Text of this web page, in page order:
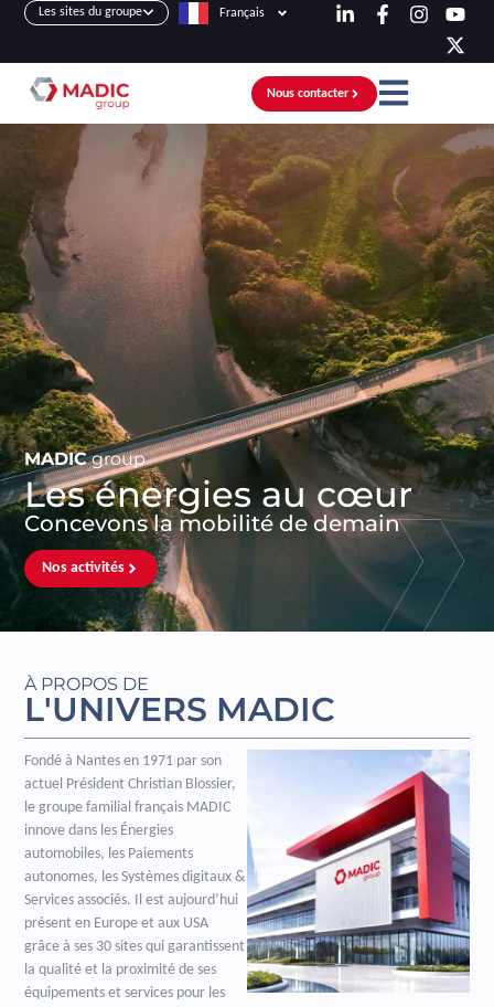
Les sites du groupe Français
Nous contacter
MADIC group
Les énergies au cœur
Concevons la mobilité de demain
Nos activités
À PROPOS DE
L'UNIVERS MADIC
Fondé à Nantes en 1971 par son
actuel Président Christian Blossier,
le groupe familial français MADIC
innove dans les Énergies
automobiles, les Paiements
autonomes, les Systèmes digitaux &
Services associés. Il est aujourd’hui
présent en Europe et aux USA
grâce à ses 30 sites qui garantissent
la qualité et la proximité de ses
équipements et services pour les